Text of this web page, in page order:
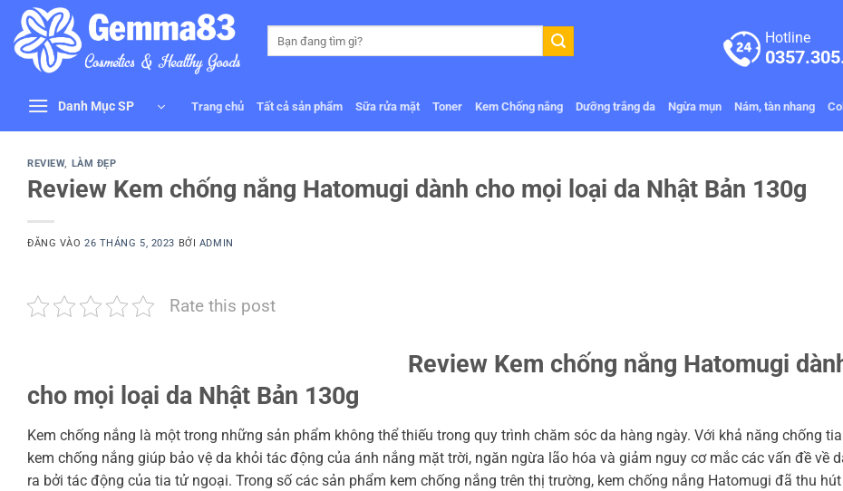
qua
nội
kiếm:
Hotline
Danh Mục SP Trang chủ Tất cả sản phẩm Sữa rửa mặt Toner Kem Chống nắng Dưỡng trắng da Ngừa mụn Nám, tàn nhang
REVIEW, LÀM ĐẸP
Review Kem chống nắng Hatomugi dành cho mọi loại da Nhật Bản 130g
ĐĂNG VÀO26 THÁNG 5, 2023 BỞI ADMIN
Rate this post
Review Kem chống nắng Hatomugi
cho mọi loại da Nhật Bản 130g
Kem chống nắng là một trong những sản phẩm không thể thiếu trong quy trình chăm sóc da hàng ngày. Với khả năng chống tia
kem chống nắng giúp bảo vệ da khỏi tác động của ánh nắng mặt trời, ngăn ngừa lão hóa và giảm nguy cơ mắc các vấn đề về
ra bởi tác động của tia tử ngoại. Trong số các sản phẩm kem chống nắng trên thị trường, kem chống nắng Hatomugi đã thu